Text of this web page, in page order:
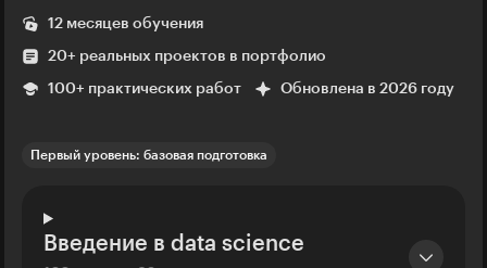
12 месяцев обучения
20+ реальных проектов в портфолио
100+ практических работ Обновлена в 2026 году
Первый уровень: базовая подготовка
Введение в data science